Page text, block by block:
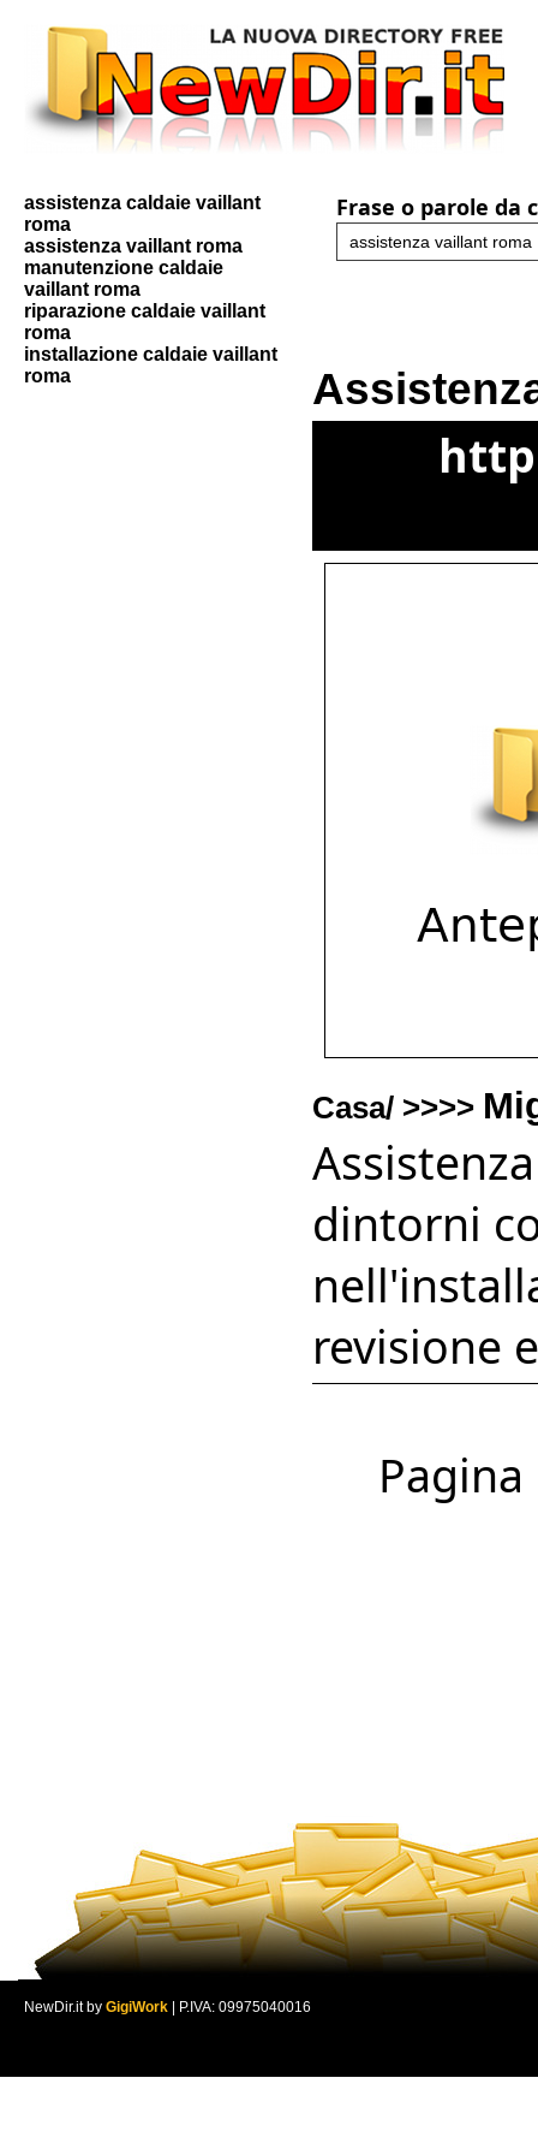
assistenza caldaie vaillant
roma
assistenza vaillant roma
manutenzione caldaie
vaillant roma
riparazione caldaie vaillant
roma
installazione caldaie vaillant
roma
Frase o parole da
Casa/ >>>>
dintorni
revisione
NewDir.it by GigiWork | P.IVA: 09975040016